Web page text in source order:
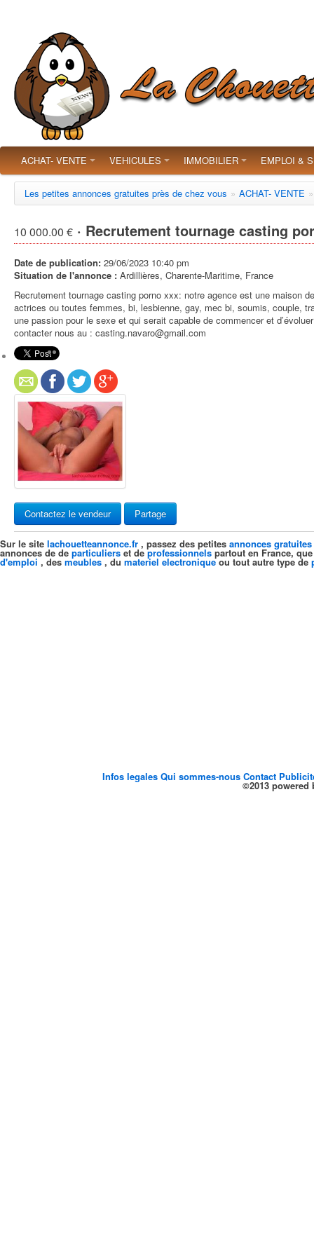
ACHAT- VENTE VEHICULES IMMOBILIER EMPLOI &
Les petites annonces gratuites près de chez vous » ACHAT- VENTE »
10 000.00 € · Recrutement tournage casting
Date de publication: 29/06/2023 10:40 pm
Situation de l'annonce : Ardillières, Charente-Maritime, France
Recrutement tournage casting porno xxx: notre agence est une maison
actrices ou toutes femmes, bi, lesbienne, gay, mec bi, soumis, couple,
une passion pour le sexe et qui serait capable de commencer et
contacter nous au : casting.navaro@gmail.com
Contactez le vendeur Partage
Sur le site lachouetteannonce.fr , passez des petites annonces gratuites
annonces de de particuliers et deprofessionnels partout en France,
d'emploi , des meubles , du materiel electroniqueou tout autre type de
Infos legalesQui sommes-nousContact
©2013 powered